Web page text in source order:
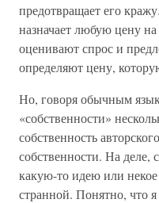
предотвращает его
назначает любую цену
оценивают спрос и
определяют цену,
Но, говоря обычным
«собственности»
собственность
собственности. На деле,
какую-то идею или некое
странной. Понятно, что я